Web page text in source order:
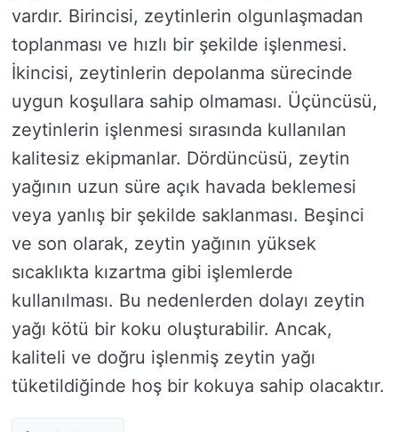
vardır. Birincisi, zeytinlerin olgunlaşmadan
toplanması ve hızlı bir şekilde işlenmesi.
İkincisi, zeytinlerin depolanma sürecinde
uygun koşullara sahip olmaması. Üçüncüsü,
zeytinlerin işlenmesi sırasında kullanılan
kalitesiz ekipmanlar. Dördüncüsü, zeytin
yağının uzun süre açık havada beklemesi
veya yanlış bir şekilde saklanması. Beşinci
ve son olarak, zeytin yağının yüksek
sıcaklıkta kızartma gibi işlemlerde
kullanılması. Bu nedenlerden dolayı zeytin
yağı kötü bir koku oluşturabilir. Ancak,
kaliteli ve doğru işlenmiş zeytin yağı
tüketildiğinde hoş bir kokuya sahip olacaktır.